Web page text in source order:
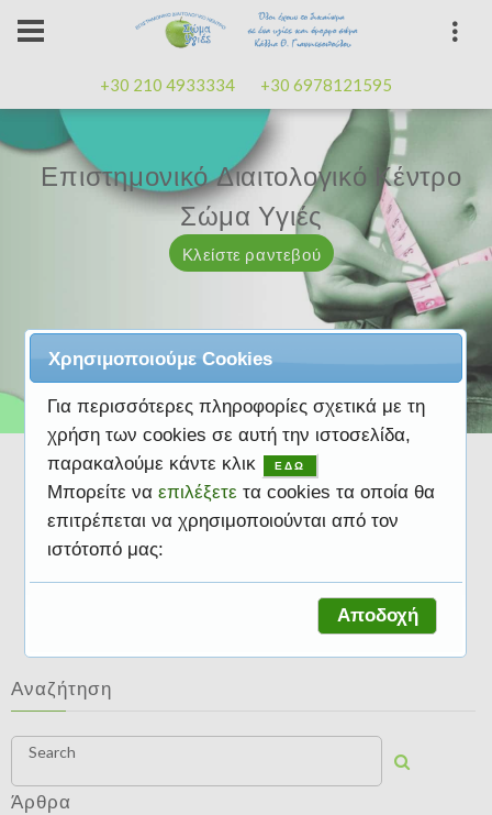
+30 210 4933334 +30 6978121595
Επαγγελματισμός, εμπειρίακαλή
διάθεση
Κλείστε ραντεβού
Επιστημονικό Διαιτολογικό Κέντρο
Σώμα Υγιές
Κλείστε ραντεβού
Μαζί μας μπορείτε
Κλείστε ραντεβού
Επαγγελματισμός, εμπειρίακαλή
διάθεση
Κλείστε ραντεβού
Επιστημονικό Διαιτολογικό Κέντρο
Σώμα Υγιές
Κλείστε ραντεβού
Διατροφή και δίαιτα
Αναζήτηση
Search
Άρθρα
Χρησιμοποιούμε Cookies
Για περισσότερες πληροφορίες σχετικά με τη
χρήση των cookies σε αυτή την ιστοσελίδα,
παρακαλούμε κάντε κλικ
ΕΔΩ
Μπορείτε να επιλέξετε τα cookies τα οποία θα
επιτρέπεται να χρησιμοποιούνται από τον
ιστότοπό μας:
Αποδοχή